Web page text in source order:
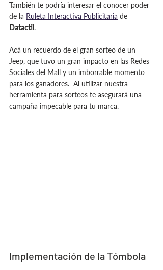
También te podría interesar el conocer poder
de la Ruleta Interactiva Publicitaria de
Datactil.
Acá un recuerdo de el gran sorteo de un
Jeep, que tuvo un gran impacto en las Redes
Sociales del Mall y un imborrable momento
para los ganadores.  Al utilizar nuestra
herramienta para sorteos te asegurará una
campaña impecable para tu marca.
Implementación de la Tómbola